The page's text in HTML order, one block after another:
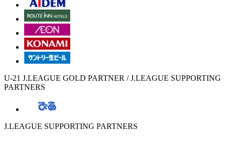
U-21 J.LEAGUE GOLD PARTNER / J.LEAGUE SUPPORTING
PARTNERS
J.LEAGUE SUPPORTING PARTNERS